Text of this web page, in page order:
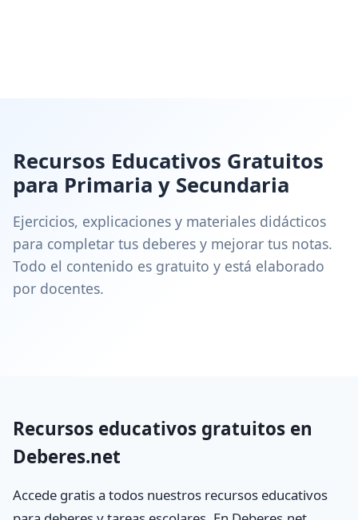
Recursos Educativos Gratuitos
para Primaria y Secundaria
Ejercicios, explicaciones y materiales didácticos
para completar tus deberes y mejorar tus notas.
Todo el contenido es gratuito y está elaborado
por docentes.
Recursos educativos gratuitos en
Deberes.net
Accede gratis a todos nuestros recursos educativos